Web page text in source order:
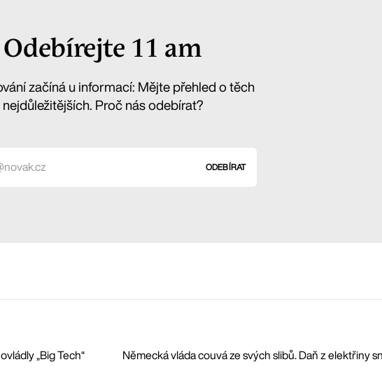
Odebírejte 11 am
začíná u informací: Mějte přehled o těch
nejdůležitějších. Proč nás odebírat?
ODEBÍRAT
„Big Tech“
Německá vláda couvá ze svých slibů. Daň z elektřiny